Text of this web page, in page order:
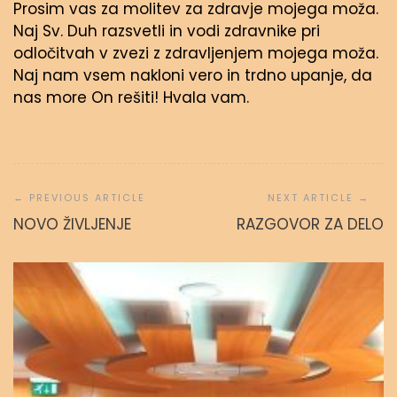
Prosim vas za molitev za zdravje mojega moža.
Naj Sv. Duh razsvetli in vodi zdravnike pri
odločitvah v zvezi z zdravljenjem mojega moža.
Naj nam vsem nakloni vero in trdno upanje, da
nas more On rešiti! Hvala vam.
prispevka
NOVO ŽIVLJENJE RAZGOVOR ZA DELO